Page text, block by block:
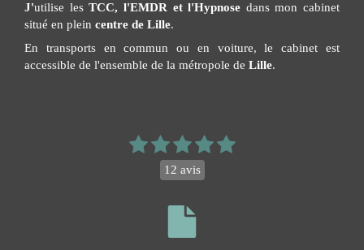
J'utilise lesTCC, l'EMDR et l'Hypnose dans mon cabinet
situé en plein centre de Lille.
En transports en commun ou en voiture, le cabinet est
accessible de l'ensemble de la métropole de Lille.
12 avis